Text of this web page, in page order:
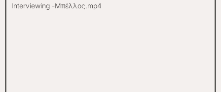
Interviewing -Μπέλλος.mp4